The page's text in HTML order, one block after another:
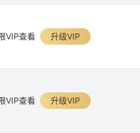
VIP查看 升级VIP
VIP查看 升级VIP